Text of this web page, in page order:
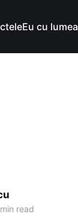
Eu cu lumea
read